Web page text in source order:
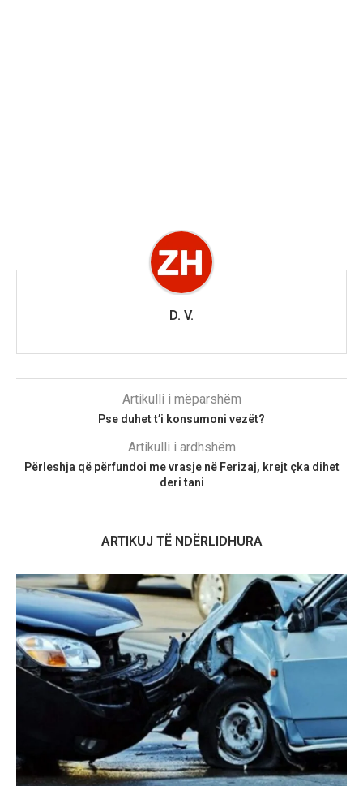
D. V.
Artikulli i mëparshëm
Pse duhet t’i konsumoni vezët?
Artikulli i ardhshëm
Përleshja që përfundoi me vrasje në Ferizaj, krejt çka dihet
deri tani
ARTIKUJ TË NDËRLIDHURA